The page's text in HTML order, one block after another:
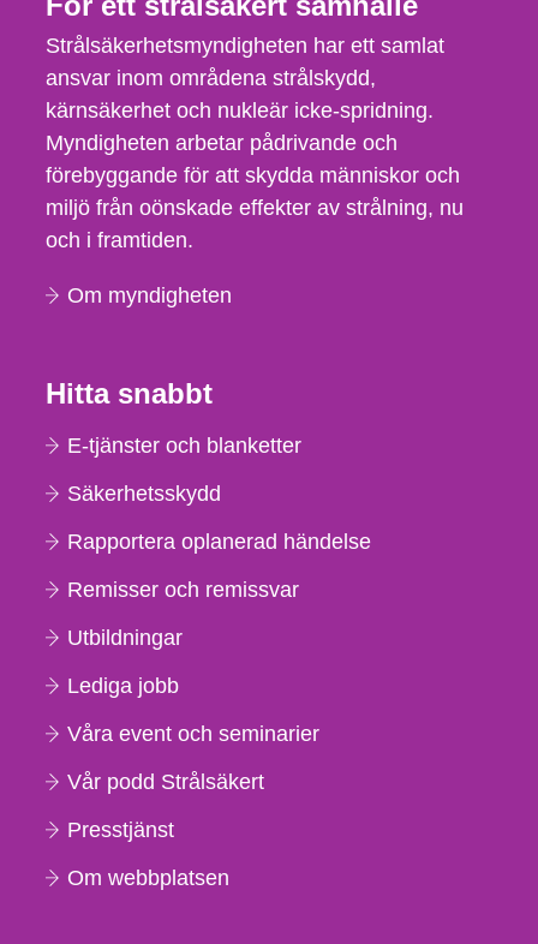
Strålsäkerhetsmyndigheten har ett samlat
ansvar inom områdena strålskydd,
kärnsäkerhet och nukleär icke-spridning.
Myndigheten arbetar pådrivande och
förebyggande för att skydda människor och
miljö från oönskade effekter av strålning, nu
och i framtiden.
Om myndigheten
Hitta snabbt
E-tjänster och blanketter
Säkerhetsskydd
Rapportera oplanerad händelse
Remisser och remissvar
Utbildningar
Lediga jobb
Våra event och seminarier
Vår podd Strålsäkert
Presstjänst
Om webbplatsen